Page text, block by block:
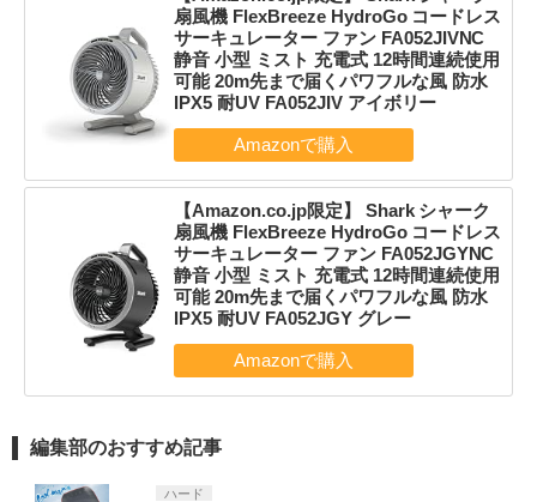
扇風機 FlexBreeze HydroGo コードレス
サーキュレーター ファン FA052JIVNC
静音 小型 ミスト 充電式 12時間連続使用
可能 20m先まで届くパワフルな風 防水
IPX5 耐UV FA052JIV アイボリー
【Amazon.co.jp限定】 Shark シャーク
扇風機 FlexBreeze HydroGo コードレス
サーキュレーター ファン FA052JGYNC
静音 小型 ミスト 充電式 12時間連続使用
可能 20m先まで届くパワフルな風 防水
IPX5 耐UV FA052JGY グレー
編集部のおすすめ記事
ハード